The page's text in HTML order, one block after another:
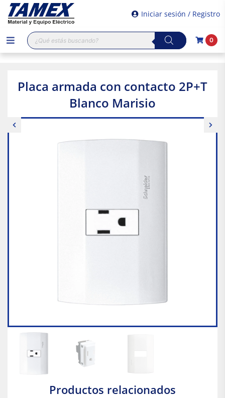
Iniciar sesión / Registro
Búsqueda
de
productos
0
Placa armada con contacto 2P+T
Blanco Marisio
Productos relacionados